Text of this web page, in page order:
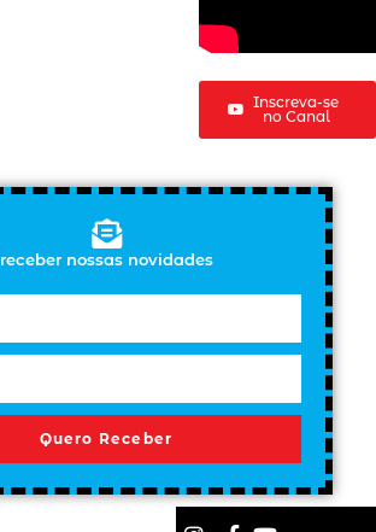
Inscreva-se
no Canal
receber nossas novidades
Quero Receber